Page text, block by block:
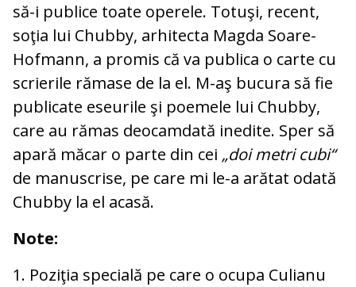
să-i publice toate operele. Totuşi, re­cent,
soţia lui Chubby, arhitecta Magda Soa­re-
Hofmann, a promis că va publica o carte cu
scrierile rămase de la el. M-aş bu­cu­ra să fie
publicate eseurile şi poemele lui Chubby,
care au rămas deocamdată ine­dite. Sper să
apară măcar o parte din cei „doi metri cubi“
de manuscrise, pe ca­re mi le-a arătat odată
Chubby la el acasă.
Note:
1. Poziţia specială pe care o ocupa Culianu